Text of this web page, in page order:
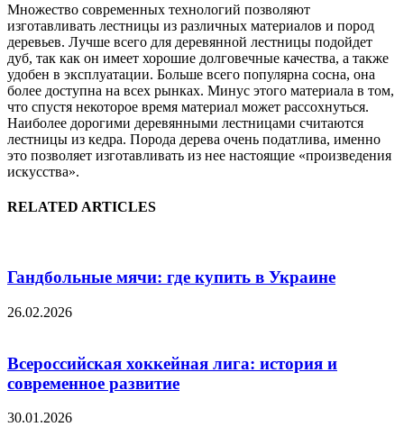
Множество современных технологий позволяют
изготавливать лестницы из различных материалов и пород
деревьев. Лучше всего для деревянной лестницы подойдет
дуб, так как он имеет хорошие долговечные качества, а также
удобен в эксплуатации. Больше всего популярна сосна, она
более доступна на всех рынках. Минус этого материала в том,
что спустя некоторое время материал может рассохнуться.
Наиболее дорогими деревянными лестницами считаются
лестницы из кедра. Порода дерева очень податлива, именно
это позволяет изготавливать из нее настоящие «произведения
искусства».
RELATED ARTICLES
Гандбольные мячи: где купить в Украине
26.02.2026
Всероссийская хоккейная лига: история и
современное развитие
30.01.2026